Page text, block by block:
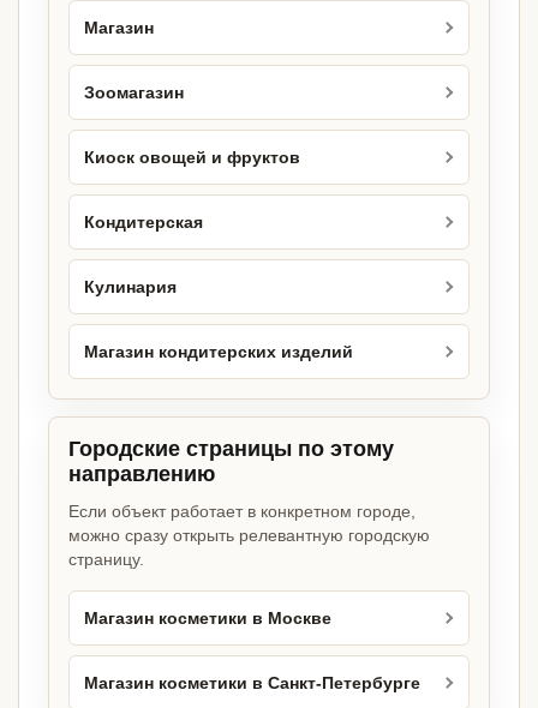
Магазин
Зоомагазин
Киоск овощей и фруктов
Кондитерская
Кулинария
Магазин кондитерских изделий
Городские страницы по этому
направлению
Если объект работает в конкретном городе,
можно сразу открыть релевантную городскую
страницу.
Магазин косметики в Москве
Магазин косметики в Санкт-Петербурге